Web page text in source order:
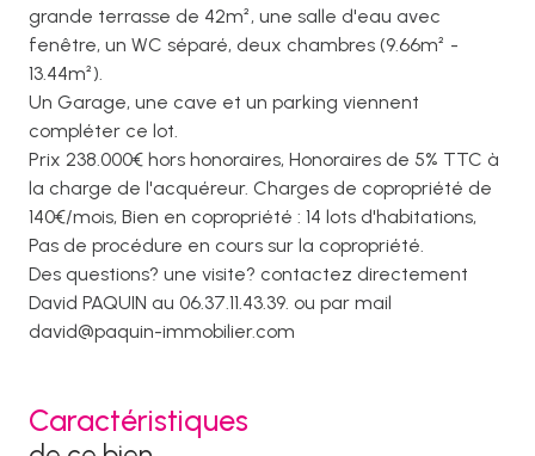
grande terrasse de 42m², une salle d'eau avec
fenêtre, un WC séparé, deux chambres (9.66m² -
13.44m²).
Un Garage, une cave et un parking viennent
compléter ce lot.
Prix 238.000€ hors honoraires, Honoraires de 5% TTC à
la charge de l'acquéreur. Charges de copropriété de
140€/mois, Bien en copropriété : 14 lots d'habitations,
Pas de procédure en cours sur la copropriété.
Des questions? une visite? contactez directement
David PAQUIN au 06.37.11.43.39. ou par mail
david@paquin-immobilier.com
Caractéristiques